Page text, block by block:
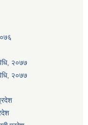
२०७७
२०७७